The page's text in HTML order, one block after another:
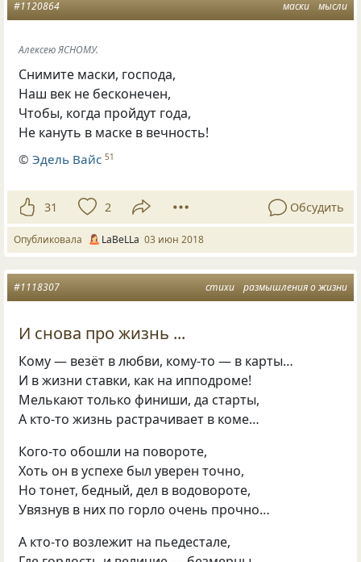
маски мысли
#1120864
Алексею ЯСНОМУ.
Снимите маски, господа,
Наш век не бесконечен,
Чтобы, когда пройдут года,
Не кануть в маске в вечность!
©Эдель Вайс 51
31 2 Обсудить
Опубликовала LaBeLLa 03 июн 2018
стихи размышления о жизни
#1118307
И снова про жизнь ...
Кому — везёт в любви, кому-то — в карты…
И в жизни ставки, как на ипподроме!
Мелькают только финиши, да старты,
А кто-то жизнь растрачивает в коме…
Кого-то обошли на повороте,
Хоть он в успехе был уверен точно,
Но тонет, бедный, дел в водовороте,
Увязнув в них по горло очень прочно…
А кто-то возлежит на пьедестале,